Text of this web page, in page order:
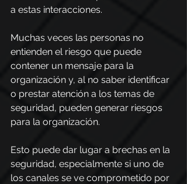
a estas interacciones.
Muchas veces las personas no
entienden el riesgo que puede
contener un mensaje para la
organización y, al no saber identificar
o prestar atención a los temas de
seguridad, pueden generar riesgos
para la organización.
Esto puede dar lugar a brechas en la
seguridad, especialmente si uno de
los canales se ve comprometido por